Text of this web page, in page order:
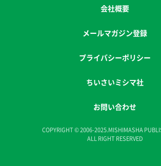
会社概要
メールマガジン登録
プライバシーポリシー
ちいさいミシマ社
お問い合わせ
COPYRIGHT © 2006-2025.MISHIMASHA
ALL RIGHT RESERVED